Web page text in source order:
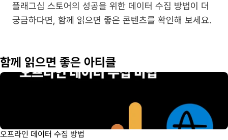
플래그십 스토어의 성공을 위한 데이터 수집 방법이 더
궁금하다면, 함께 읽으면 좋은 콘텐츠를 확인해 보세요.
함께 읽으면 좋은 아티클
오프라인 데이터 수집 방법